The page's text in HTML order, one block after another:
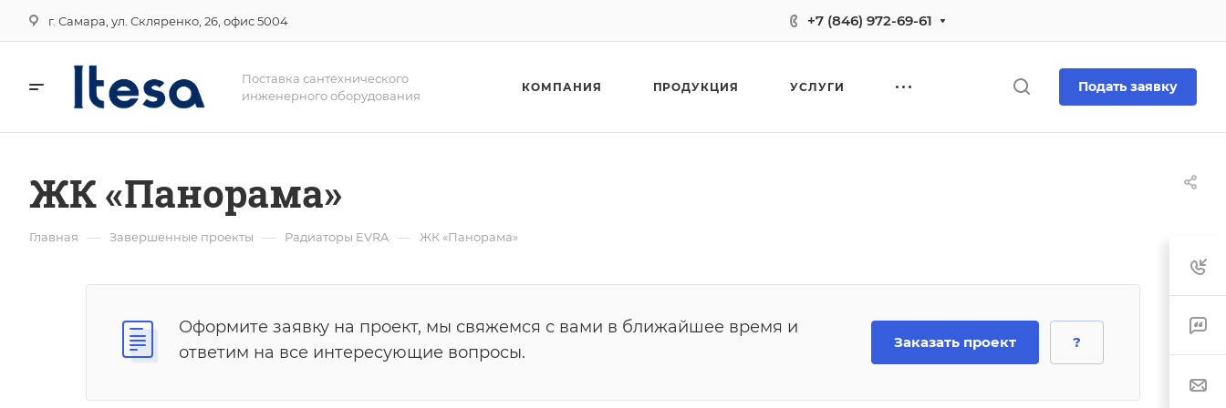
г. Самара, ул. Скляренко, 26, офис 5004 +7 (846) 972-69-61
Поставка сантехнического
инженерного оборудования
КОМПАНИЯ ПРОДУКЦИЯ УСЛУГИ Подать заявку
ЖК «Панорама»
Главная — Завершенные проекты — Радиаторы EVRA — ЖК «Панорама»
Оформите заявку на проект, мы свяжемся с вами в ближайшее время и
ответим на все интересующие вопросы.
Заказать проект ?